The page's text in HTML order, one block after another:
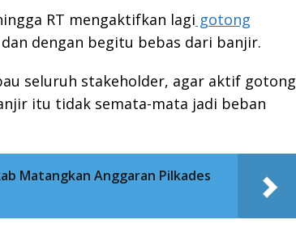
RT mengaktifkan lagi gotong
dengan begitu bebas dari banjir.
seluruh stakeholder, agar aktif gotong
itu tidak semata-mata jadi beban
Matangkan Anggaran Pilkades